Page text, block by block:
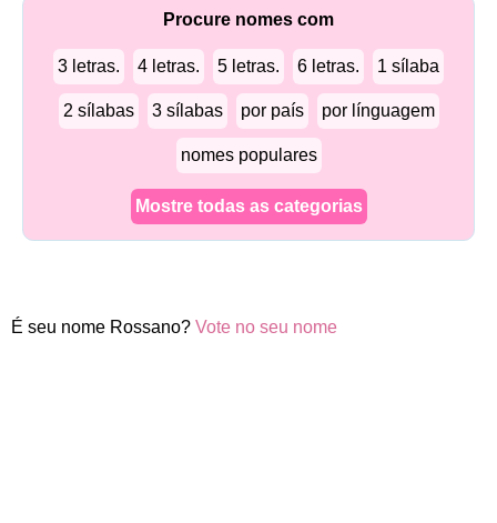
Procure nomes com
3 letras. 4 letras. 5 letras. 6 letras. 1 sílaba
2 sílabas 3 sílabas por país por línguagem
nomes populares
Mostre todas as categorias
É seu nome Rossano? Vote no seu nome